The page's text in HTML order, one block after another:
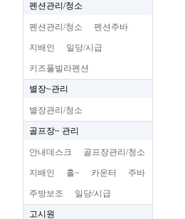
펜션관리/청소
펜션관리/청소 펜션주바
지배인 일당/시급
키즈풀빌라펜션
별장~관리
별장관리/청소
골프장~ 관리
안내데스크 골프장관리/청소
지배인 홀~ 카운터 주바
주방보조 일당/시급
고시원